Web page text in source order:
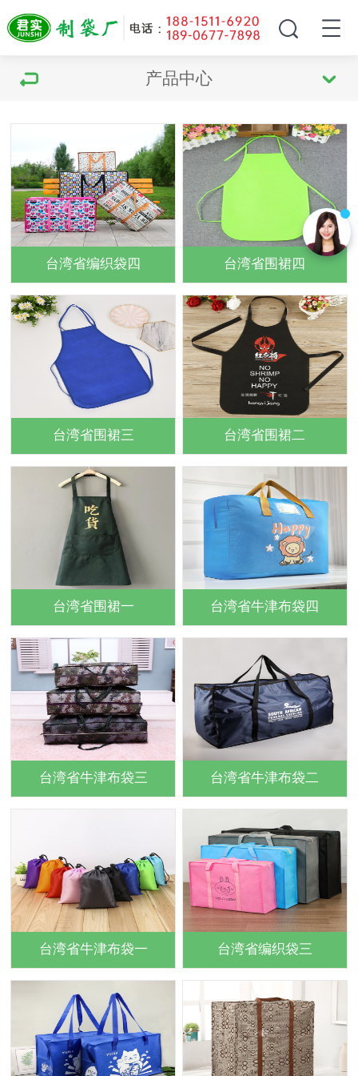
产品中心
台湾省编织袋四 台湾省围裙四
台湾省围裙三 台湾省围裙二
台湾省围裙一 台湾省牛津布袋四
台湾省牛津布袋三 台湾省牛津布袋二
台湾省牛津布袋一 台湾省编织袋三